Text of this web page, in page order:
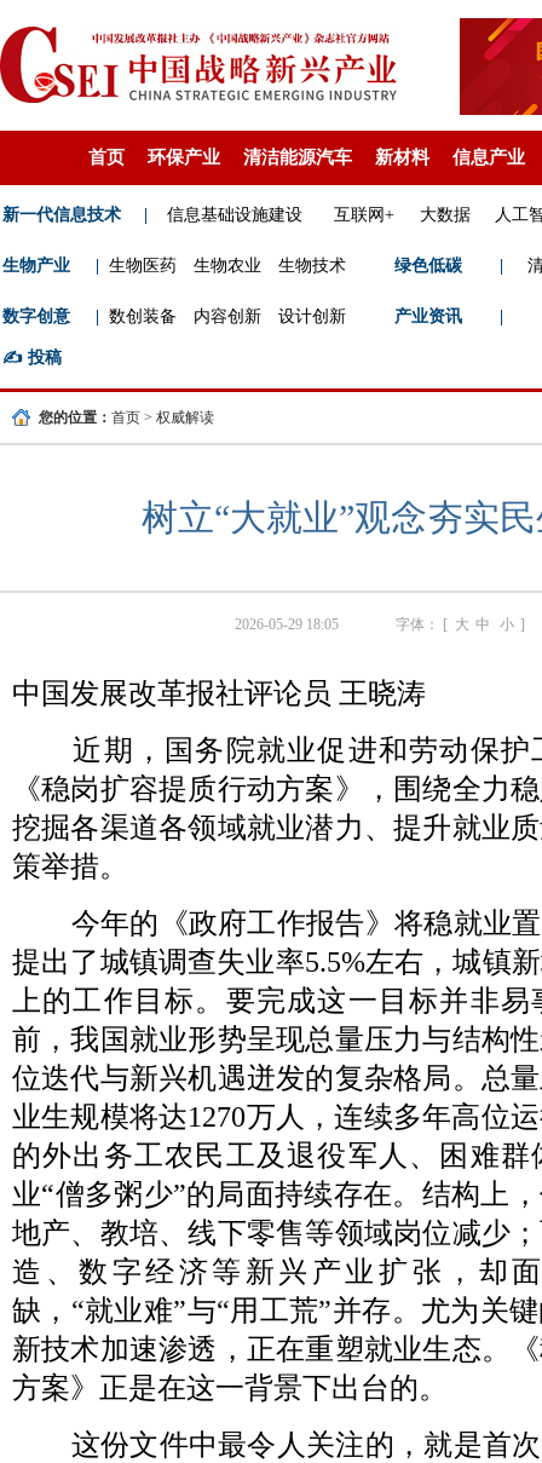
首页 环保产业 清洁能源汽车 新材料 信息产业
新一代信息技术 信息基础设施建设 互联网+ 大数据 人工
生物产业 生物医药 生物农业 生物技术 绿色低碳
数字创意 数创装备 内容创新 设计创新 产业资讯
✍️ 投稿
您的位置： 首页 > 权威解读
树立“大就业”观念夯实
2026-05-29 18:05 字体： [ 大 中 小 ]
中国发展改革报社评论员 王晓涛
近期，国务院就业促进和劳动保护
《稳岗扩容提质行动方案》，围绕全力
挖掘各渠道各领域就业潜力、提升就业
策举措。
今年的《政府工作报告》将稳就业置
提出了城镇调查失业率5.5%左右，城镇
上的工作目标。要完成这一目标并非
前，我国就业形势呈现总量压力与结构
位迭代与新兴机遇迸发的复杂格局。总
业生规模将达1270万人，连续多年高位
的外出务工农民工及退役军人、困难
业“僧多粥少”的局面持续存在。结构上
地产、教培、线下零售等领域岗位减少
造、数字经济等新兴产业扩张，却
缺，“就业难”与“用工荒”并存。尤为关
新技术加速渗透，正在重塑就业生态。
方案》正是在这一背景下出台的。
这份文件中最令人关注的，就是首次